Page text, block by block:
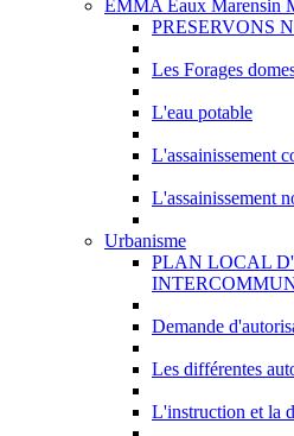
EMMA Eaux Marensin
PRESERVONS
Les Forages
L'eau potable
L'assainissement
L'assainissement
Urbanisme
PLAN LOCAL
Demande
Les différentes
L'instruction et la